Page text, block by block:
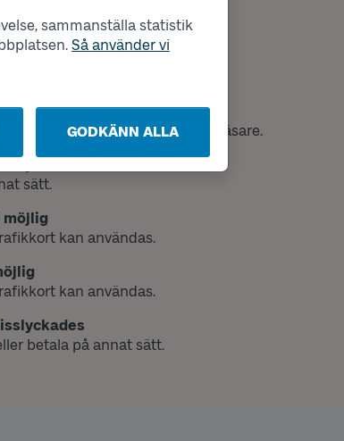
sammanställa statistik
Så använder vi
GODKÄNN ALLA
enbart ett kort.
är låst
funktion
sätt eller prova en annan kortläsare.
sätt.
möjlig
kan användas.
kan användas.
betala på annat sätt.